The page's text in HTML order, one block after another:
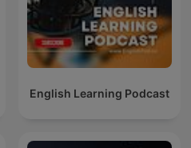
English Learning Podcast